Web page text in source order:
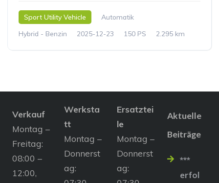
Sport Utility Vehicle
Automatik
Hybrid - Benzin
2025-12-23 150 PS 2.295 km
Verkauf
Montag –
Freitag:
08:00 –
12:00,
Werksta
tt
Montag –
Donnerst
ag:
Ersatztei
le
Montag –
Donnerst
ag:
Aktuelle
Beiträge
***
erfol